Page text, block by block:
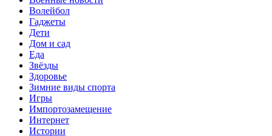
Волейбол
Гаджеты
Дети
Дом и сад
Еда
Звёзды
Здоровье
Зимние виды спорта
Игры
Импортозамещение
Интернет
Истории